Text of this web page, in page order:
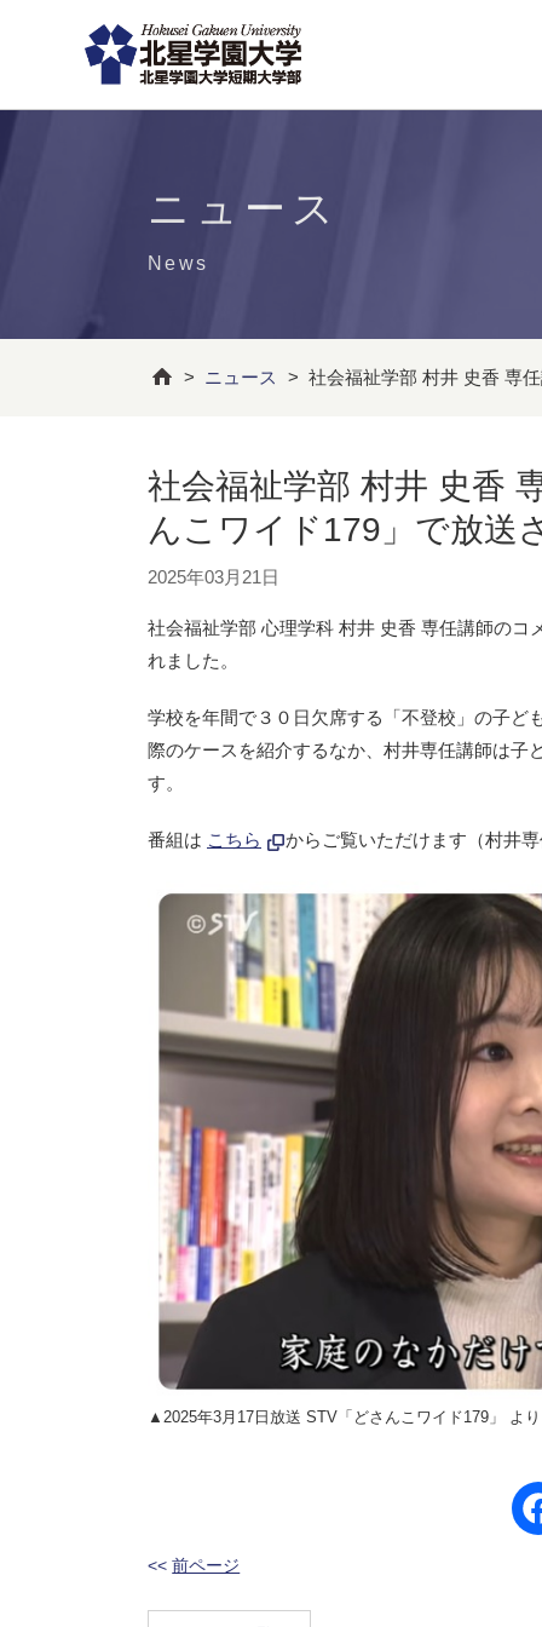
ニュース
News
> ニュース > 社会福祉学部 村井 史香 専
社会福祉学部 村井 史香
んこワイド179」で放送
2025年03月21日
社会福祉学部 心理学科 村井 史香 専任講師のコ
れました。
学校を年間で３０日欠席する「不登校」の子ど
際のケースを紹介するなか、村井専任講師は子
す。
番組は こちら からご覧いただけます（村井
▲2025年3月17日放送 STV「どさんこワイド179」 より
<< 前ページ